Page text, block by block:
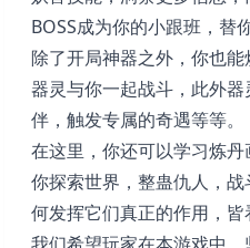
BOSS成为你的小跟班，替
除了开局神器之外，你也
器灵与你一起战斗，此外
伴，触发专属的奇遇等等。
在这里，你还可以学习炼
你探索世界，整蛊仇人，
何发挥它们真正的作用，皆